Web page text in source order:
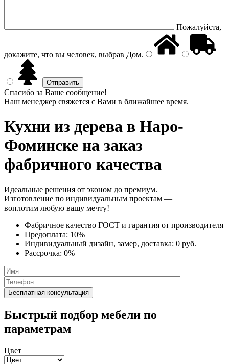
Пожалуйста,
докажите, что вы человек, выбрав Дом.
Спасибо за Ваше сообщение!
Наш менеджер свяжется с Вами в ближайшее время.
Кухни из дерева в Наро-
Фоминске на заказ
фабричного качества
Идеальные решения от эконом до премиум.
Изготовление по индивидуальным проектам —
воплотим любую вашу мечту!
Фабричное качество ГОСТ и гарантия от производителя
Предоплата: 10%
Индивидуальный дизайн, замер, доставка: 0 руб.
Рассрочка: 0%
Быстрый подбор мебели по
параметрам
Цвет